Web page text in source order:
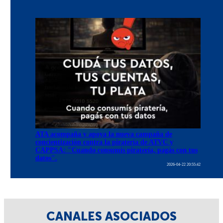
ATA acompaña y apoya la nueva campaña de
concientización contra la piratería de ATVC y
CAPPSA: "Cuando consumís piratería, pagás con tus
datos".
2026-04-22 20:55:42
CANALES ASOCIADOS